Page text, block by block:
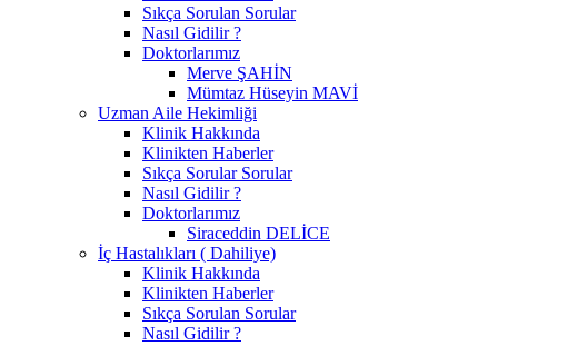
Sıkça Sorulan Sorular
Nasıl Gidilir ?
Doktorlarımız
Merve ŞAHİN
Mümtaz Hüseyin MAVİ
Uzman Aile Hekimliği
Klinik Hakkında
Klinikten Haberler
Sıkça Sorular Sorular
Nasıl Gidilir ?
Doktorlarımız
Siraceddin DELİCE
İç Hastalıkları ( Dahiliye)
Klinik Hakkında
Klinikten Haberler
Sıkça Sorulan Sorular
Nasıl Gidilir ?